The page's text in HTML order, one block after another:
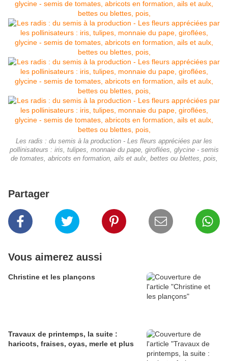
Les radis : du semis à la production - Les fleurs appréciées par les
pollinisateurs : iris, tulipes, monnaie du pape, giroflées, glycine - semis
de tomates, abricots en formation, ails et aulx, bettes ou blettes, pois,
Partager
Vous aimerez aussi
Christine et les plançons
Travaux de printemps, la suite :
haricots, fraises, oyas, merle et plus